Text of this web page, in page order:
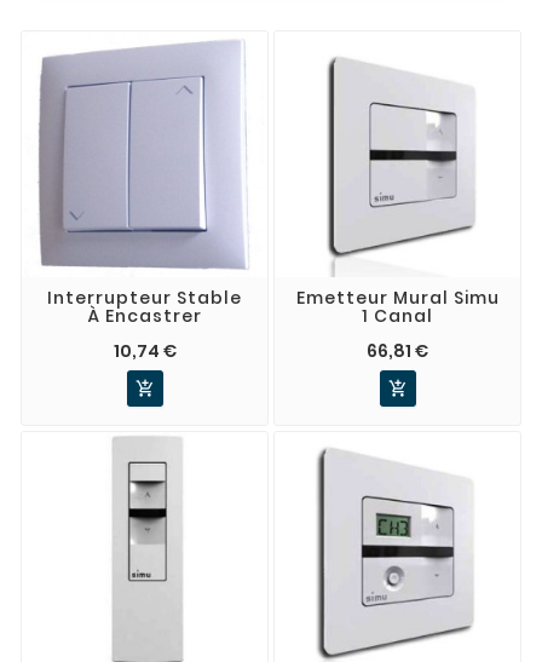
Interrupteur Stable
À Encastrer
10,74 €

Emetteur Mural Simu
1 Canal
66,81 €
